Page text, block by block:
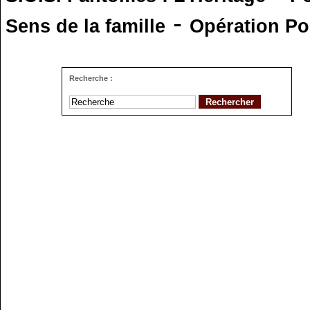
Sens de la famille - Opération
Recherche :